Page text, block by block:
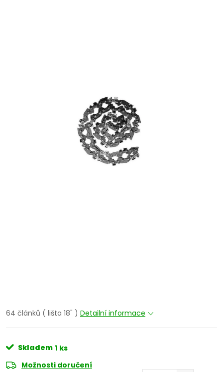
64 článků ( lišta 18" ) Detailní informace
Skladem 1 ks
Možnosti doručení